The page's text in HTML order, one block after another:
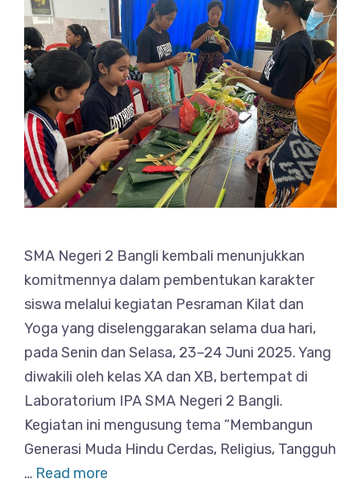
SMA Negeri 2 Bangli kembali menunjukkan
komitmennya dalam pembentukan karakter
siswa melalui kegiatan Pesraman Kilat dan
Yoga yang diselenggarakan selama dua hari,
pada Senin dan Selasa, 23–24 Juni 2025. Yang
diwakili oleh kelas XA dan XB, bertempat di
Laboratorium IPA SMA Negeri 2 Bangli.
Kegiatan ini mengusung tema “Membangun
Generasi Muda Hindu Cerdas, Religius, Tangguh
… Read more